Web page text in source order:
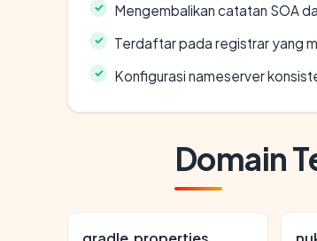
Mengembalikan catatan SOA
Terdaftar pada registrar yang
Konfigurasi nameserver
Domain